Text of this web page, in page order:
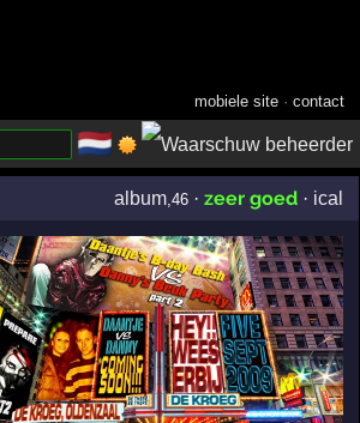
mobiele site ·contact
🇳🇱
album ,46 ·zeer goed · ical